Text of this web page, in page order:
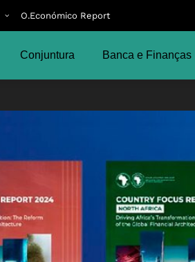
O.Económico Report
Conjuntura Banca e Finanças